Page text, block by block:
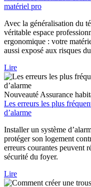
matériel pro
Avec la généralisation du
véritable espace
ergonomique : votre
aussi exposé aux risques
Lire
Nouveauté Assurance
Les erreurs les plus
d’alarme
Installer un système
protéger son logement
erreurs courantes peuvent
sécurité du foyer.
Lire